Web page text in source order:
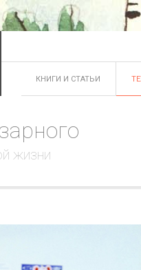
КНИГИ И СТАТЬИ
жизни